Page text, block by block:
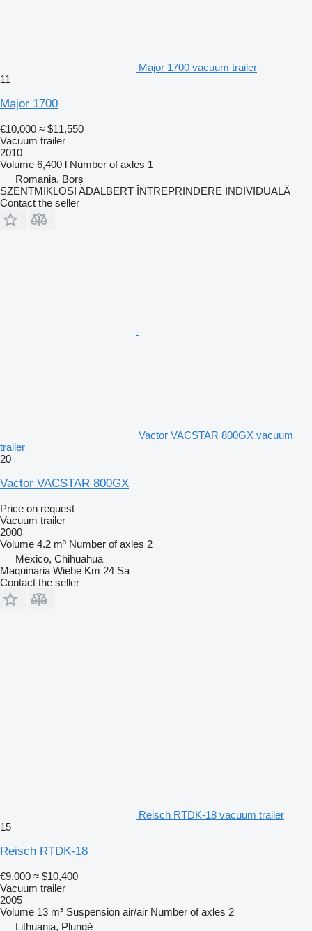
Major 1700 vacuum trailer
11
Major 1700
€10,000 ≈ $11,550
Vacuum trailer
2010
Volume 6,400 l Number of axles 1
Romania, Borș
SZENTMIKLOSI ADALBERT ÎNTREPRINDERE INDIVIDUALĂ
Contact the seller
Vactor VACSTAR 800GX vacuum
trailer
20
Vactor VACSTAR 800GX
Price on request
Vacuum trailer
2000
Volume 4.2 m³ Number of axles 2
Mexico, Chihuahua
Maquinaria Wiebe Km 24 Sa
Contact the seller
Reisch RTDK-18 vacuum trailer
15
Reisch RTDK-18
€9,000 ≈ $10,400
Vacuum trailer
2005
Volume 13 m³ Suspension air/air Number of axles 2
Lithuania, Plungė